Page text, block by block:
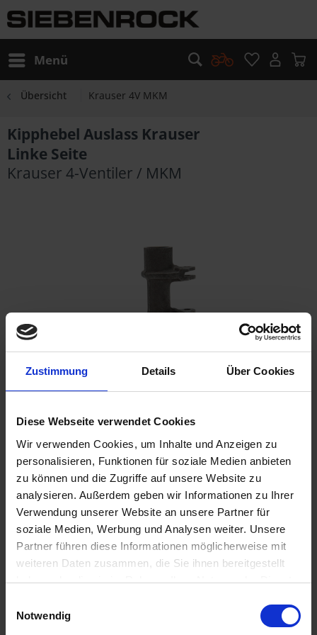
Zustimmung Details Über Cookies
Diese Webseite verwendet Cookies
Wir verwenden Cookies, um Inhalte und Anzeigen zu
personalisieren, Funktionen für soziale Medien anbieten
zu können und die Zugriffe auf unsere Website zu
analysieren. Außerdem geben wir Informationen zu Ihrer
Verwendung unserer Website an unsere Partner für
soziale Medien, Werbung und Analysen weiter. Unsere
Partner führen diese Informationen möglicherweise mit
weiteren Daten zusammen, die Sie ihnen bereitgestellt
haben oder die sie im Rahmen Ihrer Nutzung der Dienste
Cookies, wenn Sie unsere Webseite weiterhin nutzen.
Notwendig
Menü
Übersicht Krauser 4V MKM
Kipphebel Auslass Krauser
Linke Seite
Krauser 4-Ventiler / MKM
Benachrichtigen Sie mich, sobald der Artikel
Ich habe dieDatenschutzbestimmungenzur Kenntnis
genommen.
118,00 €
inkl. ges. USt.,zzgl. Versandkosten